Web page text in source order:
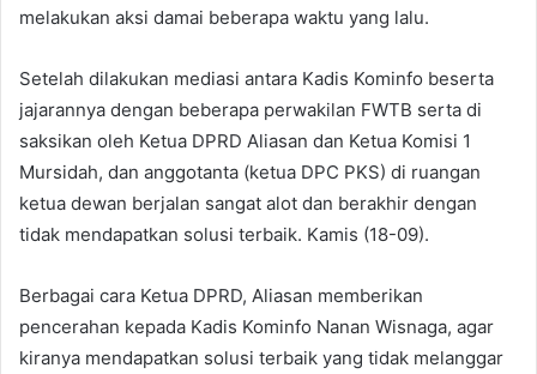
melakukan aksi damai beberapa waktu yang lalu.
Setelah dilakukan mediasi antara Kadis Kominfo beserta
jajarannya dengan beberapa perwakilan FWTB serta di
saksikan oleh Ketua DPRD Aliasan dan Ketua Komisi 1
Mursidah, dan anggotanta (ketua DPC PKS) di ruangan
ketua dewan berjalan sangat alot dan berakhir dengan
tidak mendapatkan solusi terbaik. Kamis (18-09).
Berbagai cara Ketua DPRD, Aliasan memberikan
pencerahan kepada Kadis Kominfo Nanan Wisnaga, agar
kiranya mendapatkan solusi terbaik yang tidak melanggar